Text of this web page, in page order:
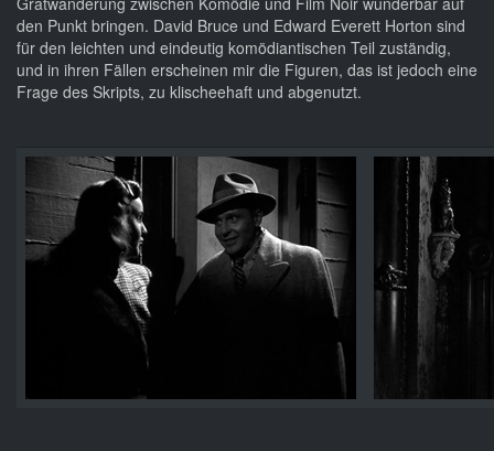
den Punkt bringen. David Bruce und Edward Everett Horton sind
für den leichten und eindeutig komödiantischen Teil zuständig,
und in ihren Fällen erscheinen mir die Figuren, das ist jedoch eine
Frage des Skripts, zu klischeehaft und abgenutzt.